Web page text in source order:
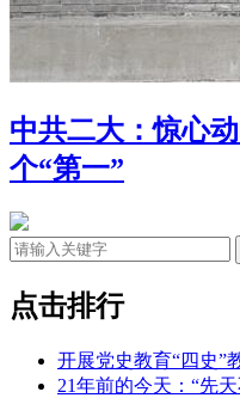
中共二大：惊心
个“第一”
点击排行
开展党史教育“四史”
21年前的今天：“先